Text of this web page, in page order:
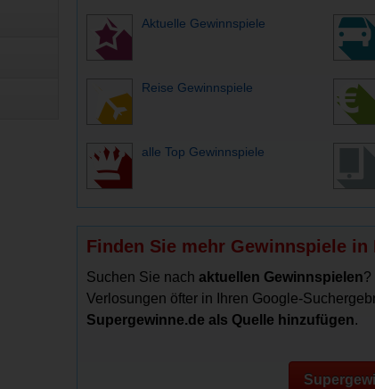
Aktuelle Gewinnspiele
Reise Gewinnspiele
alle Top Gewinnspiele
Finden Sie mehr Gewinnspiele in
Suchen Sie nach aktuellen Gewinnspielen?
Verlosungen öfter in Ihren Google-
Supergewinne.de als Quelle hinzufügen.